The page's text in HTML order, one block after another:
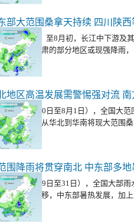
部大范围桑拿天持续 四川陕
（7月31日）至8月初，长江中下游及
、陕西、甘肃的部分地区或现强降雨
地区高温发展需警惕强对流
三天（7月30日至8月1日），全国大
水。同时，从华北到华南将现大范围
线。
围降雨将贯穿南北 中东部多
三天（7月29日至31日），全国大部
大陆高压东移，中东部暑热发展，加